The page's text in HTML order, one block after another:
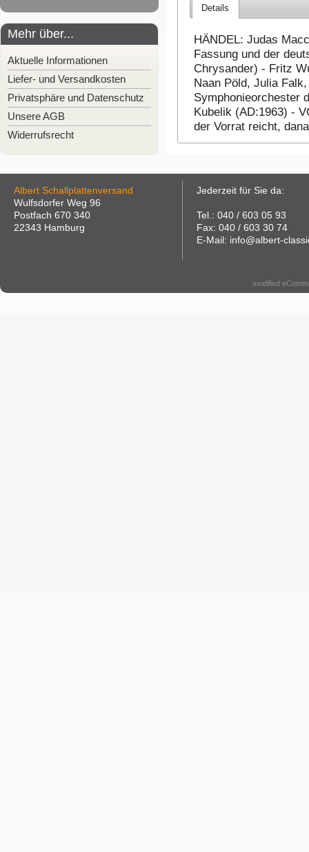
Mehr über...
Aktuelle Informationen
Liefer- und Versandkosten
Privatsphäre und Datenschutz
Unsere AGB
Widerrufsrecht
Details
HÄNDEL: Judas
Fassung und der
Chrysander) - Fritz
Naan Pöld, Julia
Symphonieorchester
Kubelik (AD:1963) -
der Vorrat reicht,
Albert Schallplattenversand
Wulfsdorfer Weg 96
Postfach 670 340
22343 Hamburg
Jederzeit für Sie da:
Tel.: 040 / 603 05 93
Fax: 040 / 603 30 74
E-Mail: info@albert-
modified